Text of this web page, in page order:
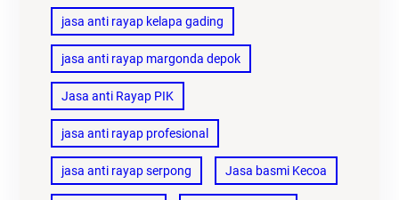
jasa anti rayap kelapa gading
jasa anti rayap margonda depok
Jasa anti Rayap PIK
jasa anti rayap profesional
jasa anti rayap serpong Jasa basmi Kecoa